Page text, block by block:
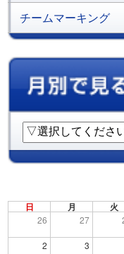
チームマーキング
日 月 火
26 27
2 3